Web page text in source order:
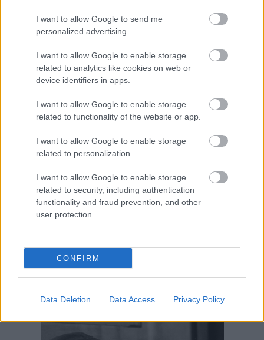
I want to allow Google to send me
personalized advertising.
I want to allow Google to enable storage
related to analytics like cookies on web or
device identifiers in apps.
I want to allow Google to enable storage
related to functionality of the website or app.
I want to allow Google to enable storage
related to personalization.
I want to allow Google to enable storage
related to security, including authentication
functionality and fraud prevention, and other
user protection.
CONFIRM
Data Deletion Data Access Privacy Policy
Aktuális kiállításaink